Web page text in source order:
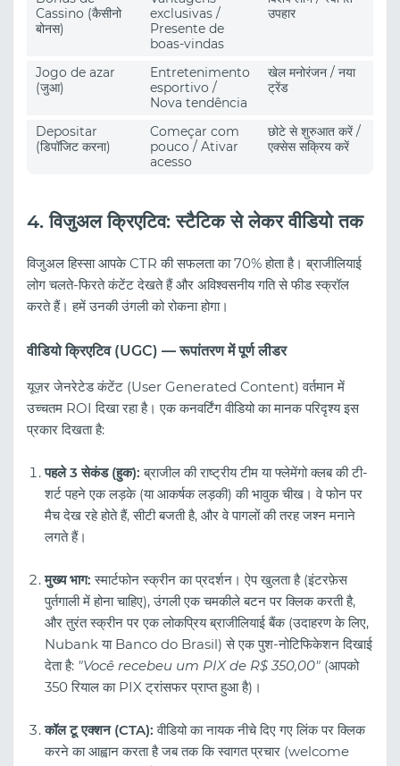
Cassino (कैसीनो
बोनस)
exclusivas /
Presente de
boas-vindas
उपहार
Jogo de azar
(जुआ)
Entretenimento
esportivo /
Nova tendência
खेल मनोरंजन / नया
ट्रेंड
Depositar
(डिपॉजिट करना)
Começar com
pouco / Ativar
acesso
छोटे से शुरुआत करें /
एक्सेस सक्रिय करें
4. विजुअल क्रिएटिव: स्टैटिक से लेकर वीडियो तक
विजुअल हिस्सा आपके CTR की सफलता का 70% होता है। ब्राजीलियाई
लोग चलते-फिरते कंटेंट देखते हैं और अविश्वसनीय गति से फीड स्क्रॉल
करते हैं। हमें उनकी उंगली को रोकना होगा।
वीडियो क्रिएटिव (UGC) — रूपांतरण में पूर्ण लीडर
यूज़र जेनरेटेड कंटेंट (User Generated Content) वर्तमान में
उच्चतम ROI दिखा रहा है। एक कनवर्टिंग वीडियो का मानक परिदृश्य इस
प्रकार दिखता है:
पहले 3 सेकंड (हुक): ब्राजील की राष्ट्रीय टीम या फ्लेमेंगो क्लब की टी-
शर्ट पहने एक लड़के (या आकर्षक लड़की) की भावुक चीख। वे फोन पर
मैच देख रहे होते हैं, सीटी बजती है, और वे पागलों की तरह जश्न मनाने
लगते हैं।
मुख्य भाग: स्मार्टफोन स्क्रीन का प्रदर्शन। ऐप खुलता है (इंटरफ़ेस
पुर्तगाली में होना चाहिए), उंगली एक चमकीले बटन पर क्लिक करती है,
और तुरंत स्क्रीन पर एक लोकप्रिय ब्राजीलियाई बैंक (उदाहरण के लिए,
Nubank या Banco do Brasil) से एक पुश-नोटिफिकेशन दिखाई
देता है: "Você recebeu um PIX de R$ 350,00" (आपको
350 रियाल का PIX ट्रांसफर प्राप्त हुआ है)।
कॉल टू एक्शन (CTA): वीडियो का नायक नीचे दिए गए लिंक पर क्लिक
करने का आह्वान करता है जब तक कि स्वागत प्रचार (welcome